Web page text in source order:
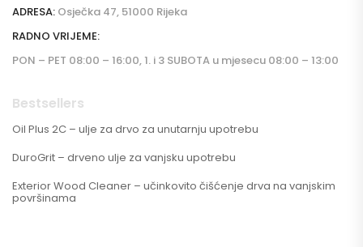
ADRESA: Osječka 47, 51000 Rijeka
RADNO VRIJEME:
PON – PET 08:00 – 16:00, 1. i 3 SUBOTA u mjesecu 08:00 – 13:00
Bestsellers
Oil Plus 2C – ulje za drvo za unutarnju upotrebu
DuroGrit – drveno ulje za vanjsku upotrebu
Exterior Wood Cleaner – učinkovito čišćenje drva na vanjskim
površinama